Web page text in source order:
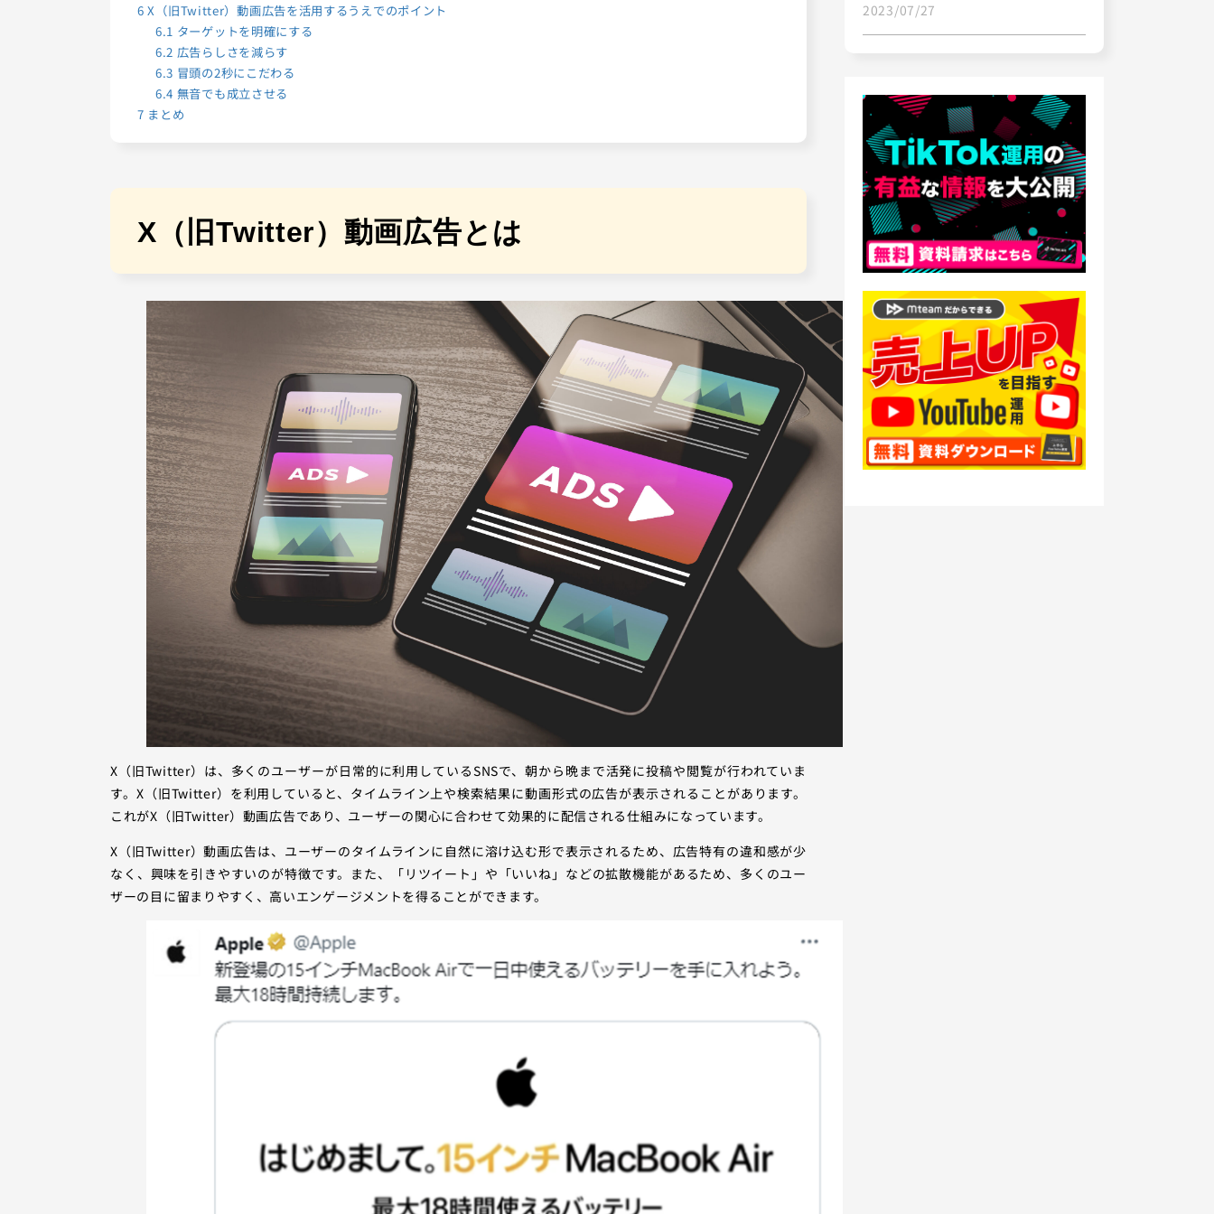
6 X（旧Twitter）動画広告を活用するうえでのポイント
6.1 ターゲットを明確にする
6.2 広告らしさを減らす
6.3 冒頭の2秒にこだわる
6.4 無音でも成立させる
7 まとめ
X（旧Twitter）動画広告とは
X（旧Twitter）は、多くのユーザーが日常的に利用しているSNSで、朝から晩まで活発に投稿や閲覧が行われていま
す。X（旧Twitter）を利用していると、タイムライン上や検索結果に動画形式の広告が表示されることがあります。
これがX（旧Twitter）動画広告であり、ユーザーの関心に合わせて効果的に配信される仕組みになっています。
X（旧Twitter）動画広告は、ユーザーのタイムラインに自然に溶け込む形で表示されるため、広告特有の違和感が少
なく、興味を引きやすいのが特徴です。また、「リツイート」や「いいね」などの拡散機能があるため、多くのユー
ザーの目に留まりやすく、高いエンゲージメントを得ることができます。
2023/07/27